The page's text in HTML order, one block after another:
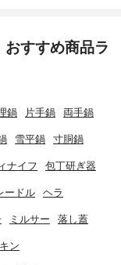
すすめ商品ラ
鍋 片手鍋 両手鍋
雪平鍋 寸胴鍋
ナイフ 包丁研ぎ器
ードル ヘラ
ミルサー 落し蓋
ン